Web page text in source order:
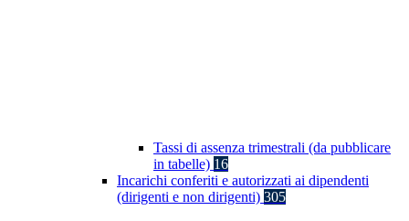
Tassi di assenza trimestrali (da pubblicare
in tabelle) 16
Incarichi conferiti e autorizzati ai dipendenti
(dirigenti e non dirigenti) 305